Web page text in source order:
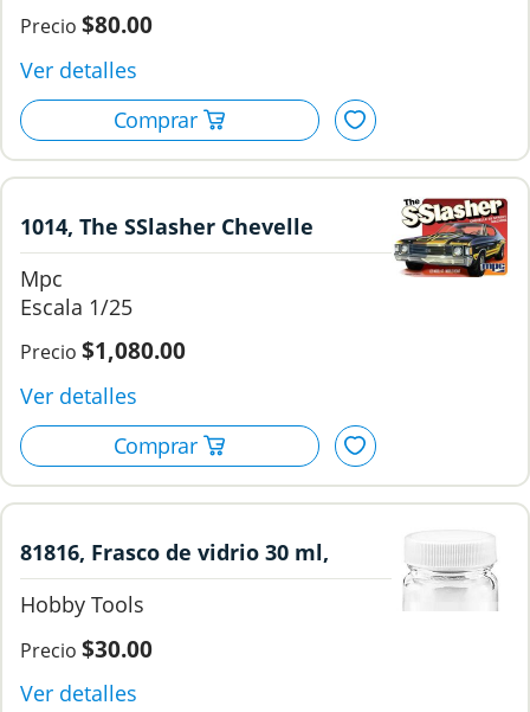
$80.00
1014, The SSlasher Chevelle
SS'Street Machibe, 1/25, Mpc.
Mpc
1/25
$1,080.00
81816, Frasco de vidrio 30 ml,
Hobby Tools.
Hobby Tools
$30.00